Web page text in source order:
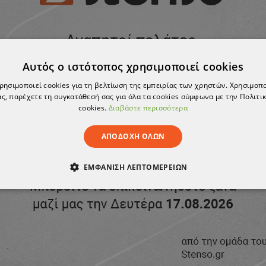
Additional reinforcement on the pockets
accessories. Loop for hammer. MATERIAL:
ΈΧΕΙ ΕΞΑΝΤΛΗΘΕΊ ТΟ ΠΡΟΪΌΝ ΈΧΕΙ
Αυτός ο ιστότοπος χρησιμοποιεί cookies
cookies για τη βελτίωση της εμπειρίας των χρηστών.
παρέχετε τη συγκατάθεσή σας για όλα τα cookies σύμφωνα με την
cookies. Διαβάστε περισσότερα
ΑΠΟΔΟΧΉ ΌΛΩΝ
ΕΜΦΆΝΙΣΗ ΛΕΠΤΟΜΕΡΕΙΏΝ
ΑΠΌΔΟΣΗΣ ΣΤΌΧΕΥΣΗΣ